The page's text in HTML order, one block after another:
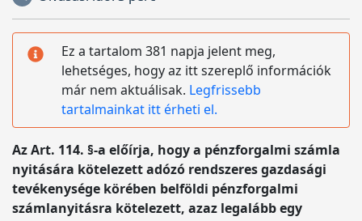
Ez a tartalom 381 napja jelent meg,
lehetséges, hogy az itt szereplő információk
már nem aktuálisak. Legfrissebb
tartalmainkat itt érheti el.
Az Art. 114. §-a előírja, hogy a pénzforgalmi számla
nyitására kötelezett adózó rendszeres gazdasági
tevékenysége körében belföldi pénzforgalmi
számlanyitásra kötelezett, azaz legalább egy